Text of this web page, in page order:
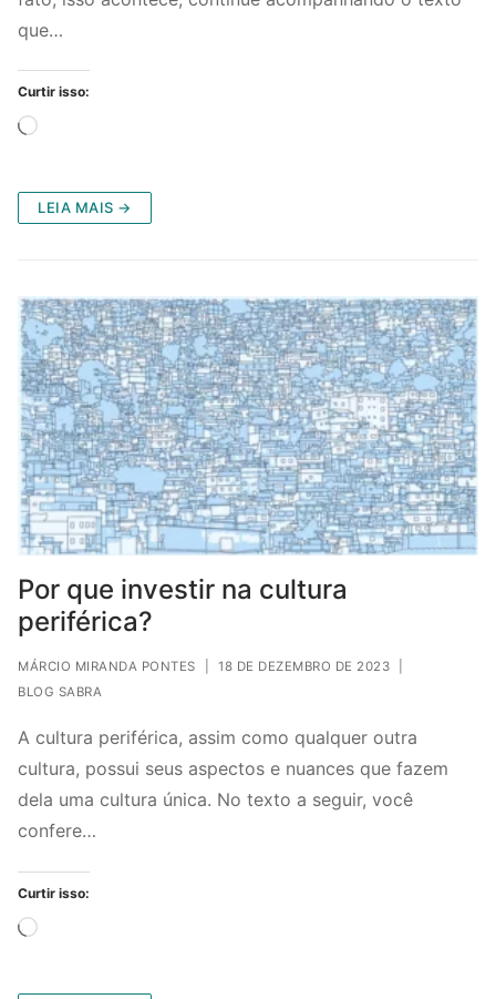
que…
Curtir isso:
Carregando...
LEIA MAIS →
Por que investir na cultura
periférica?
MÁRCIO MIRANDA PONTES 18 DE DEZEMBRO DE 2023
BLOG SABRA
A cultura periférica, assim como qualquer outra
cultura, possui seus aspectos e nuances que fazem
dela uma cultura única. No texto a seguir, você
confere…
Curtir isso:
Carregando...